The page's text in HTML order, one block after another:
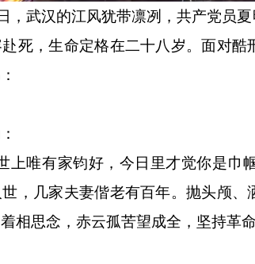
武汉的江风犹带凛冽，共产党员夏
死，生命定格在二十八岁。面对
唯有家钧好，今日里才觉你是巾
，几家夫妻偕老有百年。抛头颅
相思念，赤云孤苦望成全，坚持革